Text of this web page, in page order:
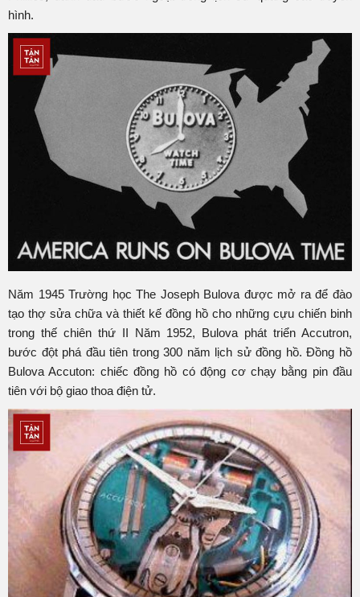
hình.​
Năm 1945 Trường học The Joseph Bulova được mở ra để đào
tạo thợ sửa chữa và thiết kế đồng hồ cho những cựu chiến binh
trong thế chiên thứ II Năm 1952, Bulova phát triển Accutron,
bước đột phá đầu tiên trong 300 năm lịch sử đồng hồ. Đồng hồ
Bulova Accuton: chiếc đồng hồ có động cơ chạy bằng pin đầu
tiên với bộ giao thoa điện tử.